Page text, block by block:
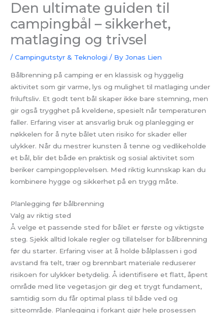
Den ultimate guiden til
campingbål – sikkerhet,
matlaging og trivsel
/Campingutstyr & Teknologi / ByJonas Lien
Bålbrenning på camping er en klassisk og hyggelig
aktivitet som gir varme, lys og mulighet til matlaging under
friluftsliv. Et godt tent bål skaper ikke bare stemning, men
gir også trygghet på kveldene, spesielt når temperaturen
faller. Erfaring viser at ansvarlig bruk og planlegging er
nøkkelen for å nyte bålet uten risiko for skader eller
ulykker. Når du mestrer kunsten å tenne og vedlikeholde
et bål, blir det både en praktisk og sosial aktivitet som
beriker campingopplevelsen. Med riktig kunnskap kan du
kombinere hygge og sikkerhet på en trygg måte.
Planlegging før bålbrenning
Valg av riktig sted
Å velge et passende sted for bålet er første og viktigste
steg. Sjekk alltid lokale regler og tillatelser for bålbrenning
før du starter. Erfaring viser at å holde bålplassen i god
avstand fra telt, trær og brennbart materiale reduserer
risikoen for ulykker betydelig. Å identifisere et flatt, åpent
område med lite vegetasjon gir deg et trygt fundament,
samtidig som du får optimal plass til både ved og
sitteområde. Planlegging i forkant gjør hele prosessen